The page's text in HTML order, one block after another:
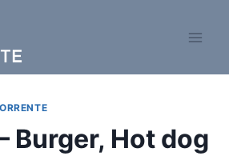
Burger, Hot dog